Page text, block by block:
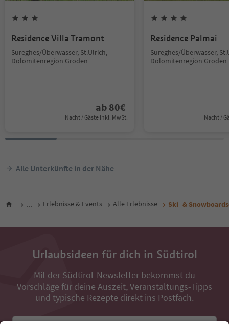
Residence Villa Tramont
Sureghes/Überwasser, St.Ulrich,
Dolomitenregion Gröden
ab 80€
Nacht / Gäste Inkl. MwSt.
Residence Palmai
Sureghes/Überwasser,
Dolomitenregion Gröden
Nacht /
Alle Unterkünfte in der Nähe
... Erlebnisse & Events Alle Erlebnisse Ski- &
Urlaubsideen für dich in Südtirol
Mit der Südtirol-Newsletter bekommst du
Vorschläge für deine Auszeit, Veranstaltungs-Tipps
und typische Rezepte direkt ins Postfach.